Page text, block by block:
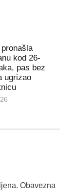
kod 26-
pas bez
ugrizao
Obavezna